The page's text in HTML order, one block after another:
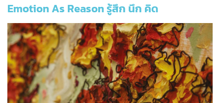
Emotion As Reason รู้สึก นึก คิด